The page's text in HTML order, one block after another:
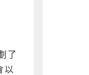
了
以